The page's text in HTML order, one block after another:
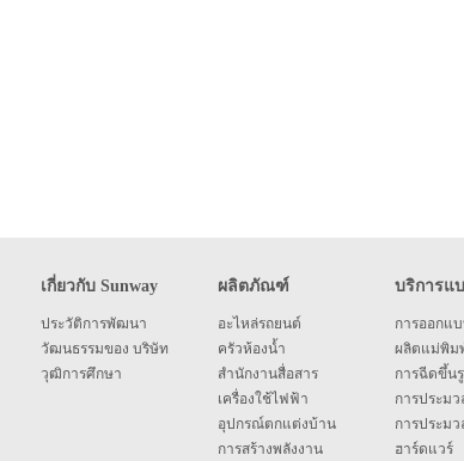
เกี่ยวกับ Sunway
ประวัติการพัฒนา
วัฒนธรรมของ บริษัท
วุฒิการศึกษา
ผลิตภัณฑ์
อะไหล่รถยนต์
ครัวห้องน้ำ
สำนักงานสื่อสาร
เครื่องใช้ไฟฟ้า
อุปกรณ์ตกแต่งบ้าน
การสร้างพลังงาน
บริการแ
การออกแ
ผลิตแม่พิม
การฉีดขึ้น
การประมว
การประม
ฮาร์ดแวร์